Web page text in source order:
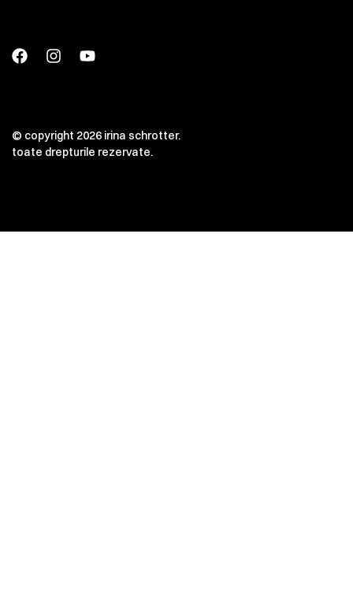
© copyright 2026 irina schrotter.
toate drepturile rezervate.